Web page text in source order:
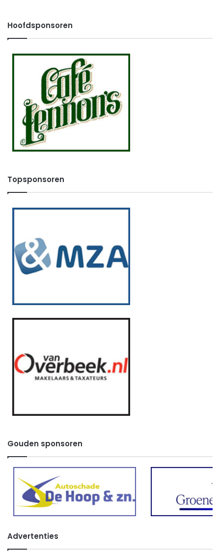
Hoofdsponsoren
Topsponsoren
Gouden sponsoren
Advertenties